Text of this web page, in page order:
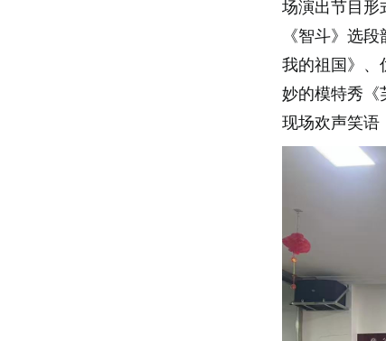
场演出节目形
《智斗》选
我的祖国》、
妙的模特秀《
现场欢声笑语